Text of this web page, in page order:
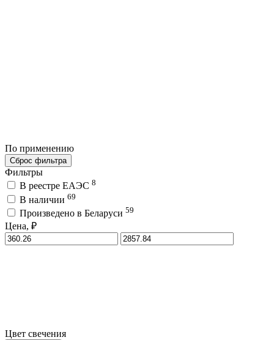
По применению
Сброс фильтра
Фильтры
В реестре ЕАЭС 8
В наличии 69
Произведено в Беларуси 59
Цена, ₽
Цвет свечения